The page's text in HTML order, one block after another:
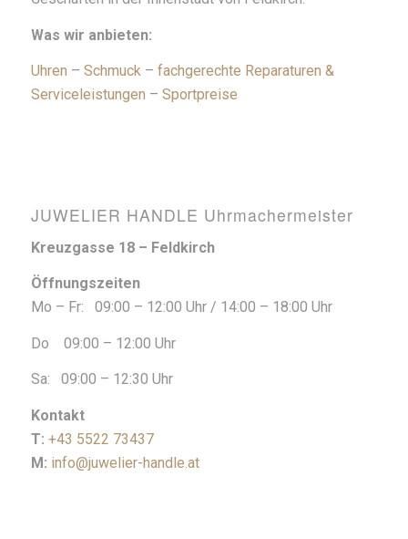
Was wir anbieten:
Uhren – Schmuck– fachgerechte Reparaturen &
Serviceleistungen – Sportpreise
JUWELIER HANDLE Uhrmachermeister
Kreuzgasse 18 – Feldkirch
Öffnungszeiten
Mo – Fr: 09:00 – 12:00 Uhr / 14:00 – 18:00 Uhr
Do 09:00 – 12:00 Uhr
Sa: 09:00 – 12:30 Uhr
Kontakt
T: +43 5522 73437
M: info@juwelier-handle.at